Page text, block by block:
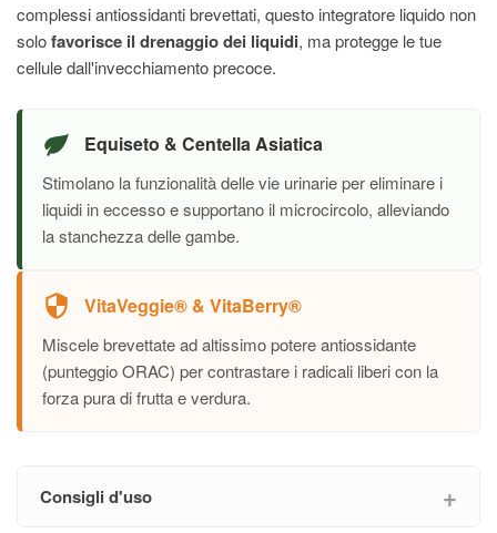
complessi antiossidanti brevettati, questo integratore liquido non
solofavorisce il drenaggio dei liquidi, ma protegge le tue
cellule dall'invecchiamento precoce.
Equiseto & Centella Asiatica
Stimolano la funzionalità delle vie urinarie per eliminare i
liquidi in eccesso e supportano il microcircolo, alleviando
la stanchezza delle gambe.
VitaVeggie® & VitaBerry®
Miscele brevettate ad altissimo potere antiossidante
(punteggio ORAC) per contrastare i radicali liberi con la
forza pura di frutta e verdura.
Consigli d'uso